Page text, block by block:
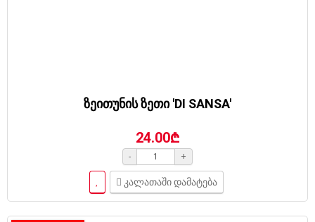
ზეითუნის ზეთი 'DI SANSA'
24.00₾
- +
კალათაში დამატება